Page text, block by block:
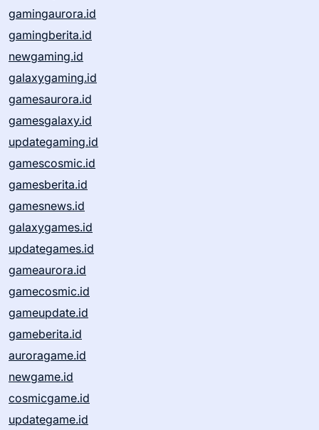
gamingaurora.id
gamingberita.id
newgaming.id
galaxygaming.id
gamesaurora.id
gamesgalaxy.id
updategaming.id
gamescosmic.id
gamesberita.id
gamesnews.id
galaxygames.id
updategames.id
gameaurora.id
gamecosmic.id
gameupdate.id
gameberita.id
auroragame.id
newgame.id
cosmicgame.id
updategame.id